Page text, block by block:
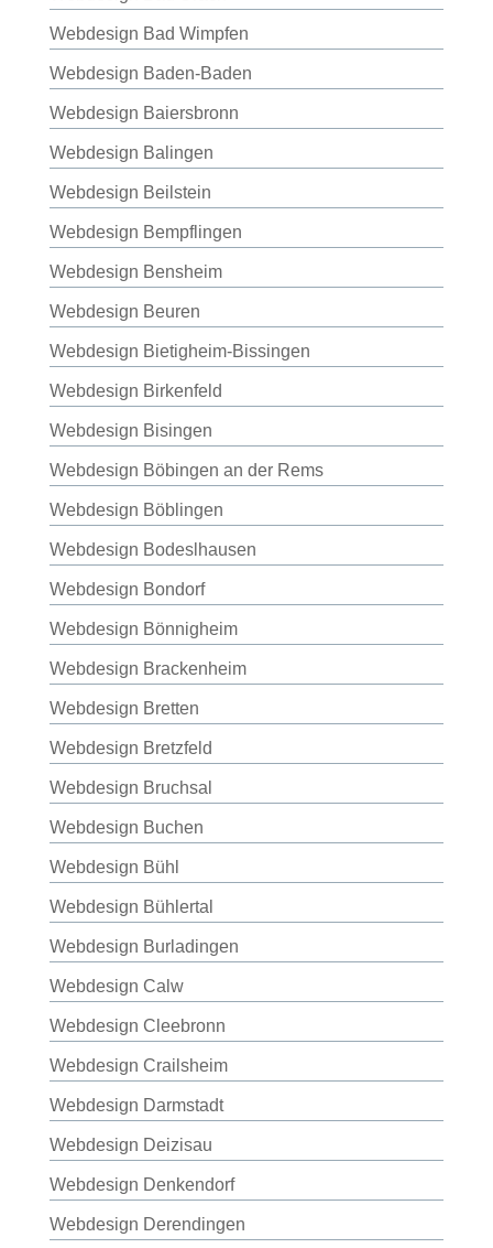
Webdesign Bad Wimpfen
Webdesign Baden-Baden
Webdesign Baiersbronn
Webdesign Balingen
Webdesign Beilstein
Webdesign Bempflingen
Webdesign Bensheim
Webdesign Beuren
Webdesign Bietigheim-Bissingen
Webdesign Birkenfeld
Webdesign Bisingen
Webdesign Böbingen an der Rems
Webdesign Böblingen
Webdesign Bodeslhausen
Webdesign Bondorf
Webdesign Bönnigheim
Webdesign Brackenheim
Webdesign Bretten
Webdesign Bretzfeld
Webdesign Bruchsal
Webdesign Buchen
Webdesign Bühl
Webdesign Bühlertal
Webdesign Burladingen
Webdesign Calw
Webdesign Cleebronn
Webdesign Crailsheim
Webdesign Darmstadt
Webdesign Deizisau
Webdesign Denkendorf
Webdesign Derendingen